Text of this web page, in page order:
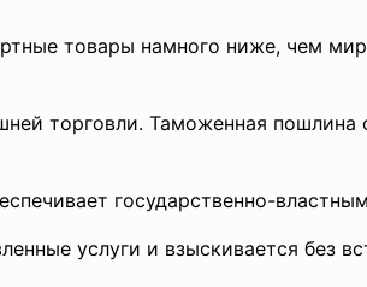
товары намного ниже, чем
торговли. Таможенная пошлина
государственно-
услуги и взыскивается без